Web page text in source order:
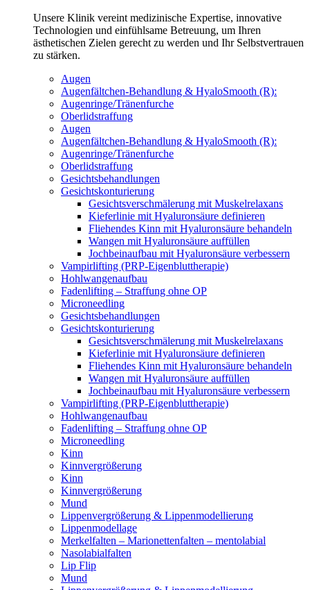
Unsere Klinik vereint medizinische Expertise, innovative
Technologien und einfühlsame Betreuung, um Ihren
ästhetischen Zielen gerecht zu werden und Ihr Selbstvertrauen
zu stärken.
Augen
Augenfältchen-Behandlung & HyaloSmooth (R):
Augenringe/Tränenfurche
Oberlidstraffung
Augen
Augenfältchen-Behandlung & HyaloSmooth (R):
Augenringe/Tränenfurche
Oberlidstraffung
Gesichtsbehandlungen
Gesichtskonturierung
Gesichtsverschmälerung mit Muskelrelaxans
Kieferlinie mit Hyaluronsäure definieren
Fliehendes Kinn mit Hyaluronsäure behandeln
Wangen mit Hyaluronsäure auffüllen
Jochbeinaufbau mit Hyaluronsäure verbessern
Vampirlifting (PRP-Eigenbluttherapie)
Hohlwangenaufbau
Fadenlifting – Straffung ohne OP
Microneedling
Gesichtsbehandlungen
Gesichtskonturierung
Gesichtsverschmälerung mit Muskelrelaxans
Kieferlinie mit Hyaluronsäure definieren
Fliehendes Kinn mit Hyaluronsäure behandeln
Wangen mit Hyaluronsäure auffüllen
Jochbeinaufbau mit Hyaluronsäure verbessern
Vampirlifting (PRP-Eigenbluttherapie)
Hohlwangenaufbau
Fadenlifting – Straffung ohne OP
Microneedling
Kinn
Kinnvergrößerung
Kinn
Kinnvergrößerung
Mund
Lippenvergrößerung & Lippenmodellierung
Lippenmodellage
Merkelfalten – Marionettenfalten – mentolabial
Nasolabialfalten
Lip Flip
Mund